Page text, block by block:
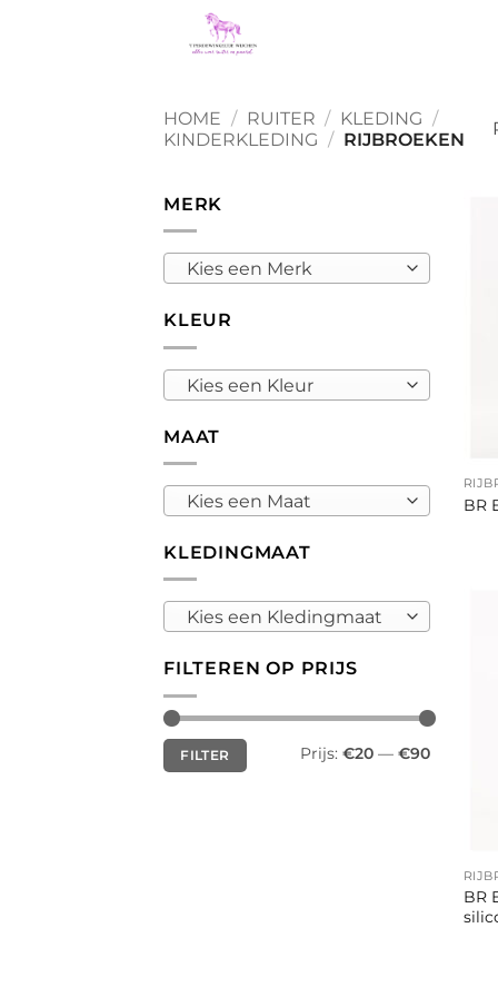
HOME / RUITER / KLEDING /
KINDERKLEDING / RIJBROEKEN
MERK
Kies een Merk
KLEUR
Kies een Kleur
MAAT
Kies een Maat
KLEDINGMAAT
Kies een Kledingmaat
FILTEREN OP PRIJS
Min.
prijs
Max.
prijsFILTER Prijs: €20 — €90
BR
BR